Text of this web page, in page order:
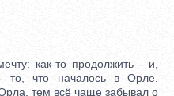
как-то продолжить - и,
то, что началось в Орле.
тем всё чаще забывал о